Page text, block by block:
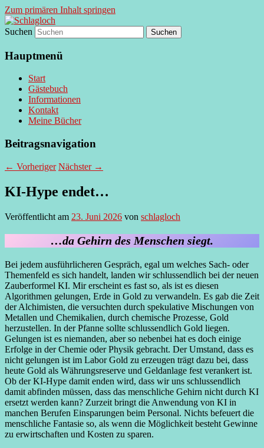
Zum primären Inhalt springen
Schlagloch
supersberger taggedanken
Suchen
Hauptmenü
Start
Gästebuch
Informationen
Kontakt
Meine Bücher
Beitragsnavigation
← Vorheriger Nächster →
KI-Hype endet…
Veröffentlicht am 23. Juni 2026 von schlagloch
…da Gehirn des Menschen siegt.
Bei jedem ausführlicheren Gespräch, egal um welches Sach- oder
Themenfeld es sich handelt, landen wir schlussendlich bei der neuen
Zauberformel KI. Mir erscheint es fast so, als ist es diesen
Algorithmen gelungen, Erde in Gold zu verwandeln. Es gab die Zeit
der Alchimisten, die versuchten durch spekulative Mischungen von
Metallen und Chemikalien, durch chemische Prozesse, Gold
herzustellen. In der Pfanne sollte schlussendlich Gold liegen.
Gelungen ist es niemanden, aber so nebenbei hat es doch einige
Erfolge in der Chemie oder Physik gebracht. Der Umstand, dass es
nicht gelungen ist im Labor Gold zu erzeugen trägt dazu bei, dass
heute Gold als Währungsreserve und Geldanlage fest verankert ist.
Ob der KI-Hype damit enden wird, dass wir uns schlussendlich
damit abfinden müssen, dass das menschliche Gehirn nicht durch KI
ersetzt werden kann? Zurzeit bringt die Anwendung von KI in
manchen Berufen Einsparungen beim Personal. Nichts befeuert die
menschliche Fantasie so, als wenn die Möglichkeit besteht Gewinne
zu erwirtschaften und Kosten zu sparen.